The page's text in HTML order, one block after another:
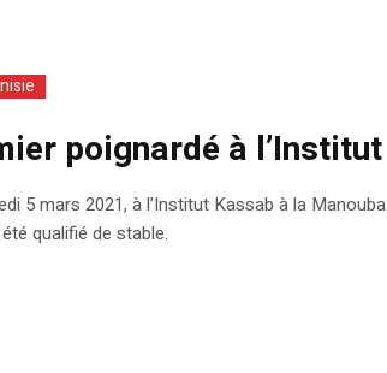
poignardé à
5 mars 2021, à l’Institut Kassab à la
qualifié de stable.